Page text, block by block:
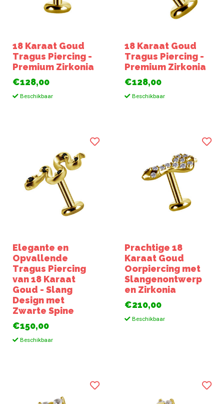
18 Karaat Goud
Tragus Piercing -
Premium Zirkonia
€128,00
Beschikbaar
18 Karaat Goud
Tragus Piercing -
Premium Zirkonia
€128,00
Beschikbaar
Elegante en
Opvallende
Tragus Piercing
van 18 Karaat
Goud - Slang
Design met
Zwarte Spine
€150,00
Beschikbaar
Prachtige 18
Karaat Goud
Oorpiercing met
Slangenontwerp
en Zirkonia
€210,00
Beschikbaar